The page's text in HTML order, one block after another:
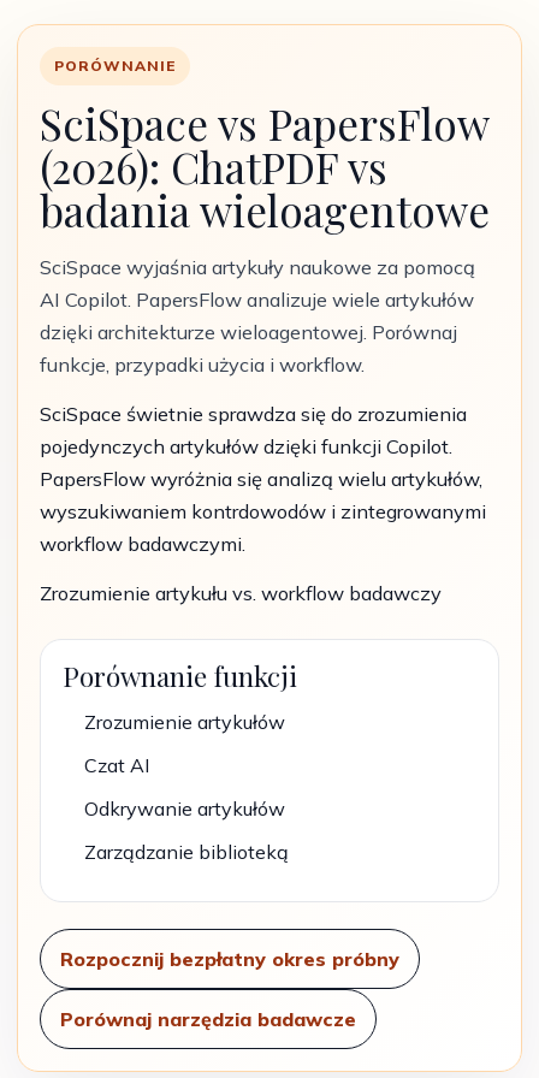
PORÓWNANIE
SciSpace vs PapersFlow
(2026): ChatPDF vs
badania wieloagentowe
SciSpace wyjaśnia artykuły naukowe za pomocą
AI Copilot. PapersFlow analizuje wiele artykułów
dzięki architekturze wieloagentowej. Porównaj
funkcje, przypadki użycia i workflow.
SciSpace świetnie sprawdza się do zrozumienia
pojedynczych artykułów dzięki funkcji Copilot.
PapersFlow wyróżnia się analizą wielu artykułów,
wyszukiwaniem kontrdowodów i zintegrowanymi
workflow badawczymi.
Zrozumienie artykułu vs. workflow badawczy
Porównanie funkcji
Zrozumienie artykułów
Czat AI
Odkrywanie artykułów
Zarządzanie biblioteką
Rozpocznij bezpłatny okres próbny
Porównaj narzędzia badawcze